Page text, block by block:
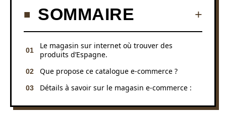
SOMMAIRE
Le magasin sur internet où trouver des
produits d’Espagne.
Que propose ce catalogue e-commerce ?
Détails à savoir sur le magasin e-commerce :